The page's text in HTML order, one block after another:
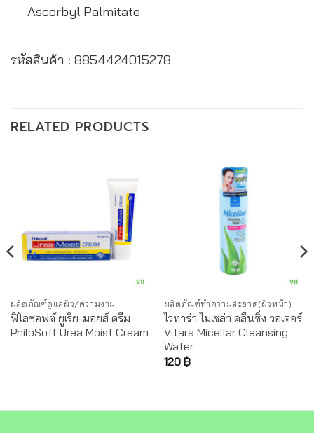
Ascorbyl Palmitate
รหัสสินค้า : 8854424015278
RELATED PRODUCTS
ผลิตภัณฑ์ดูแลผิว/ความงาม
ฟิโลซอฟต์ ยูเรีย-มอยส์ ครีม
PhiloSoft Urea Moist Cream
ผลิตภัณฑ์ทำความสะอาด(ผิวหน้า)
ไวทาร่า ไมเซล่า คลีนซิ่ง วอเตอร์
Vitara Micellar Cleansing
Water
120 ฿